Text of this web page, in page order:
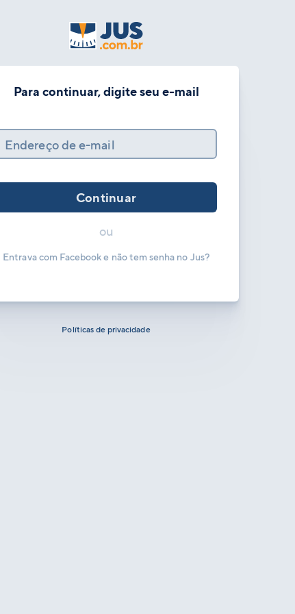
Para continuar, digite seu e-mail
Endereço de e-mail
Continuar
ou
Entrava com Facebook e não tem senha no Jus?
Políticas de privacidade